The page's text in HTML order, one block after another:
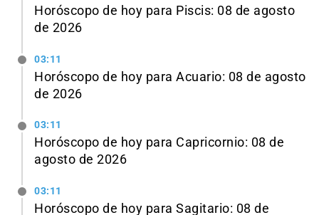
Horóscopo de hoy para Piscis: 08 de agosto
de 2026
03:11
Horóscopo de hoy para Acuario: 08 de agosto
de 2026
03:11
Horóscopo de hoy para Capricornio: 08 de
agosto de 2026
03:11
Horóscopo de hoy para Sagitario: 08 de